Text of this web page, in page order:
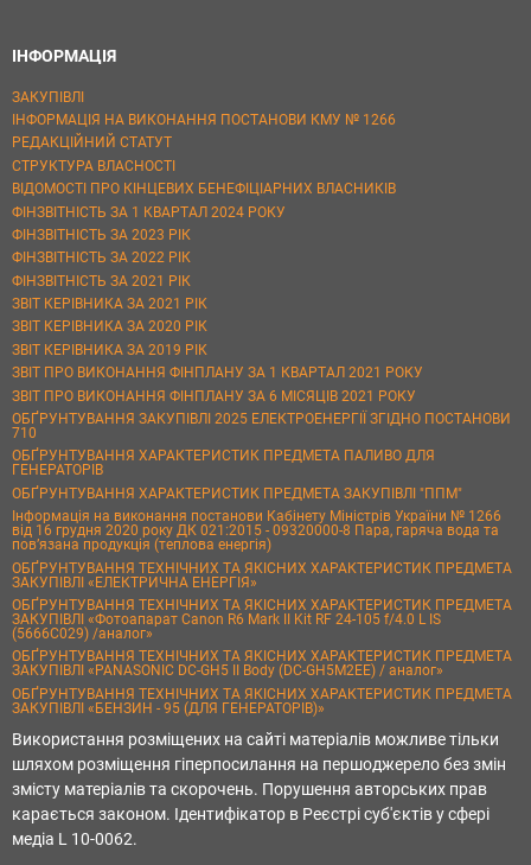
ІНФОРМАЦІЯ
ЗАКУПІВЛІ
ІНФОРМАЦІЯ НА ВИКОНАННЯ ПОСТАНОВИ КМУ № 1266
РЕДАКЦІЙНИЙ СТАТУТ
СТРУКТУРА ВЛАСНОСТІ
ВІДОМОСТІ ПРО КІНЦЕВИХ БЕНЕФІЦІАРНИХ ВЛАСНИКІВ
ФІНЗВІТНІСТЬ ЗА 1 КВАРТАЛ 2024 РОКУ
ФІНЗВІТНІСТЬ ЗА 2023 РІК
ФІНЗВІТНІСТЬ ЗА 2022 РІК
ФІНЗВІТНІСТЬ ЗА 2021 РІК
ЗВІТ КЕРІВНИКА ЗА 2021 РІК
ЗВІТ КЕРІВНИКА ЗА 2020 РІК
ЗВІТ КЕРІВНИКА ЗА 2019 РІК
ЗВІТ ПРО ВИКОНАННЯ ФІНПЛАНУ ЗА 1 КВАРТАЛ 2021 РОКУ
ЗВІТ ПРО ВИКОНАННЯ ФІНПЛАНУ ЗА 6 МІСЯЦІВ 2021 РОКУ
ОБҐРУНТУВАННЯ ЗАКУПІВЛІ 2025 ЕЛЕКТРОЕНЕРГІЇ ЗГІДНО ПОСТАНОВИ
710
ОБҐРУНТУВАННЯ ХАРАКТЕРИСТИК ПРЕДМЕТА ПАЛИВО ДЛЯ
ГЕНЕРАТОРІВ
ОБҐРУНТУВАННЯ ХАРАКТЕРИСТИК ПРЕДМЕТА ЗАКУПІВЛІ "ППМ"
Інформація на виконання постанови Кабінету Міністрів України № 1266
від 16 грудня 2020 року ДК 021:2015 - 09320000-8 Пара, гаряча вода та
пов’язана продукція (теплова енергія)
ОБҐРУНТУВАННЯ ТЕХНІЧНИХ ТА ЯКІСНИХ ХАРАКТЕРИСТИК ПРЕДМЕТА
ЗАКУПІВЛІ «ЕЛЕКТРИЧНА ЕНЕРГІЯ»
ОБҐРУНТУВАННЯ ТЕХНІЧНИХ ТА ЯКІСНИХ ХАРАКТЕРИСТИК ПРЕДМЕТА
ЗАКУПІВЛІ «Фотоапарат Canon R6 Mark II Kit RF 24-105 f/4.0 L IS
(5666C029) /аналог»
ОБҐРУНТУВАННЯ ТЕХНІЧНИХ ТА ЯКІСНИХ ХАРАКТЕРИСТИК ПРЕДМЕТА
ЗАКУПІВЛІ «PANASONIC DC-GH5 II Body (DC-GH5M2EE) / аналог»
ОБҐРУНТУВАННЯ ТЕХНІЧНИХ ТА ЯКІСНИХ ХАРАКТЕРИСТИК ПРЕДМЕТА
ЗАКУПІВЛІ «БЕНЗИН - 95 (ДЛЯ ГЕНЕРАТОРІВ)»
Використання розміщених на сайті матеріалів можливе тільки
шляхом розміщення гіперпосилання на першоджерело без змін
змісту матеріалів та скорочень. Порушення авторських прав
карається законом. Ідентифікатор в Реєстрі суб'єктів у сфері
медіа L 10-0062.